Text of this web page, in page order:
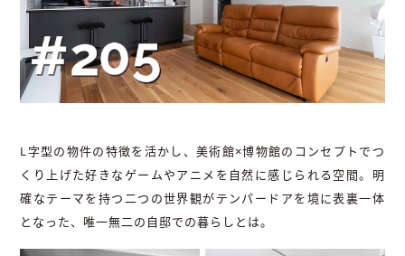
L字型の物件の特徴を活かし、美術館×博物館のコンセプトでつ
くり上げた好きなゲームやアニメを自然に感じられる空間。明
確なテーマを持つ二つの世界観がテンパードアを境に表裏一体
となった、唯一無二の自邸での暮らしとは。